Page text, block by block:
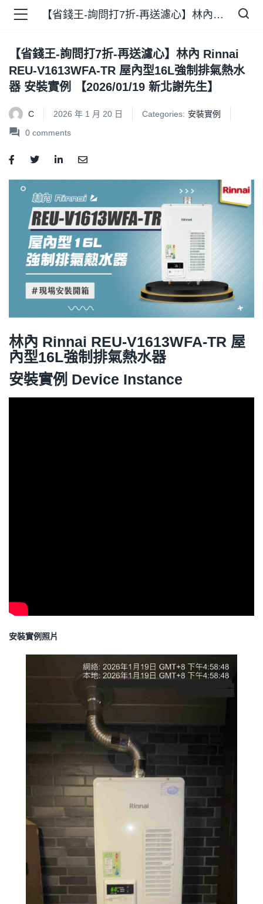
)
)
王 )
【省錢王-詢問打7折-再送濾心】林內 Rinnai REU-V1613WFA-TR 屋內型16L強制排氣熱水器 安裝實例 【2026/01/19 新北謝先生】
【省錢王-詢問打7折-再送濾心】林內 Rinnai
REU-V1613WFA-TR 屋內型16L強制排氣熱水
器 安裝實例 【2026/01/19 新北謝先生】
C 2026 年 1 月 20 日 Categories: 安裝實例
0 comments
林內 Rinnai REU-V1613WFA-TR 屋
內型16L強制排氣熱水器
安裝實例 Device Instance
安裝實例照片